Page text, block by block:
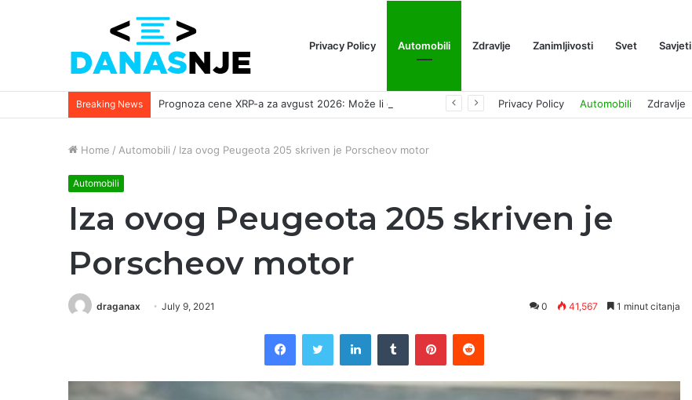
Privacy Policy Automobili Zdravlje Zanimljivosti Svet Savjeti
Breaking News Privacy Policy Automobili Zdravlje
Home / Automobili / Iza ovog Peugeota ​​205 skriven je Porscheov motor
Automobili
Iza ovog Peugeota ​​205 skriven je
Porscheov motor
draganax July 9, 2021 0 41,567 1 minut citanja
FacebookTwitter LinkedInTumblr PinterestReddit